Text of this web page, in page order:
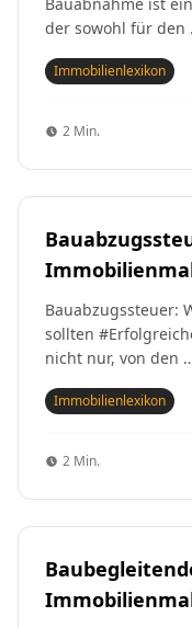
der sowohl für den
Immobilienlexikon
2 Min.
Bauabzugssteuer:
sollten
nicht nur, von den
Immobilienlexikon
2 Min.